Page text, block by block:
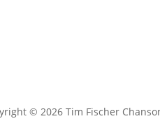
© 2026 Tim Fischer